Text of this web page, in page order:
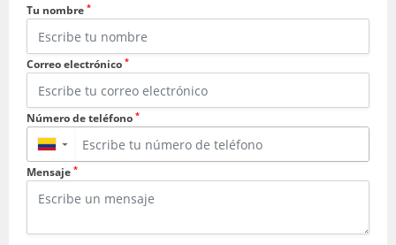
Tu nombre *
Correo electrónico *
Número de teléfono *
▼
Mensaje *